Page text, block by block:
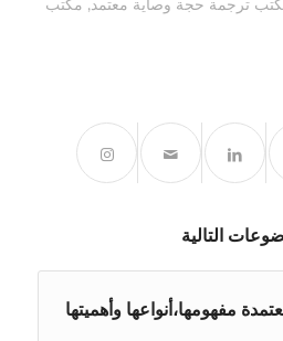
ترجمة حجة وصاية معتمد, مكتب
التالية
مفهومها،أنواعها وأهميتها